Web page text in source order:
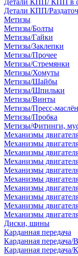
Детали КПП/ КПП в
Детали КПП/
Метизы
Метизы/Болты
Метизы/Гайки
Метизы/Заклепки
Метизы/Прочее
Метизы/Стремянки
Метизы/Хомуты
Метизы/Шайбы
Метизы/Шпильки
Метизы/Винты
Метизы/Пресс-
Метизы/Пробка
Метизы/Фитинги,
Механизмы
Механизмы
Механизмы
Механизмы
Механизмы
Механизмы
Механизмы
Механизмы
Механизмы
Механизмы
Диски, шины
Карданная передача
Карданная передача/
Карданная передача/